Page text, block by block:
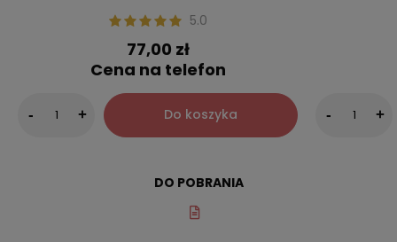
5.0
77,00 zł
Cena na telefon
- + Do koszyka - +
DO POBRANIA